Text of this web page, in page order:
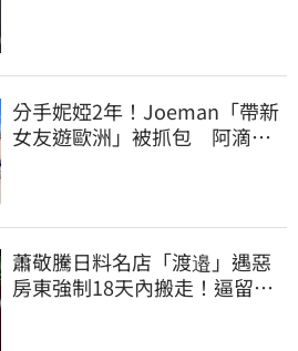
分手妮婭2年！Joeman「帶新
女友遊歐洲」被抓包 阿滴發
蕭敬騰日料名店「渡邉」遇惡
房東強制18天內搬走！逼留裝